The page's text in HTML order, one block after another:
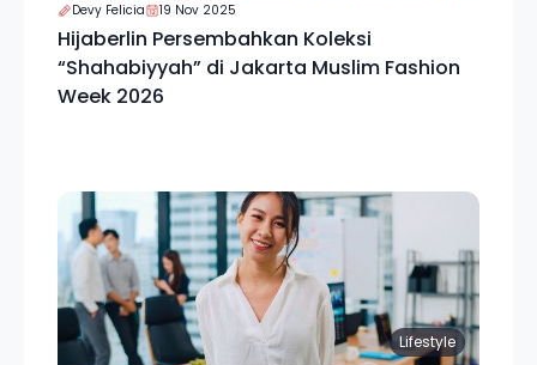
Devy Felicia 19 Nov 2025
Hijaberlin Persembahkan Koleksi
“Shahabiyyah” di Jakarta Muslim Fashion
Week 2026
Lifestyle